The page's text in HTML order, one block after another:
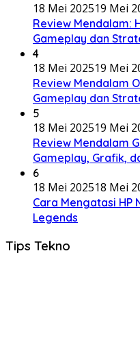
18 Mei 202519 Mei
Review Mendalam:
Gameplay dan
4
18 Mei 202519 Mei
Review Mendalam
Gameplay dan
5
18 Mei 202519 Mei
Review Mendalam
Gameplay, Grafik,
6
18 Mei 202518 Mei
Cara Mengatasi HP
Legends
Tips Tekno